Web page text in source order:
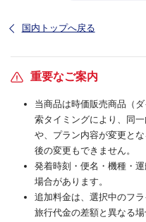
国内トップへ戻る
重要なご案内
当商品は時価販売商品（
索タイミングにより、同
や、プラン内容が変更と
後の変更もできません。
発着時刻・便名・機種・
場合があります。
追加料金は、選択中のフ
旅行代金の差額と異なる